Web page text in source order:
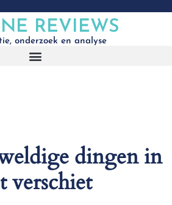
REVIEWS
onderzoek en analyse
dingen in
verschiet